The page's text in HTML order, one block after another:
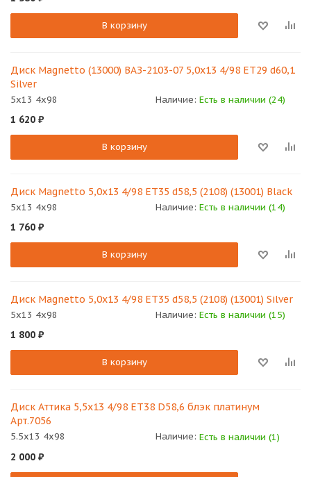
В корзину
Диск Magnetto (13000) ВАЗ-2103-07 5,0х13 4/98 ET29 d60,1
Silver
5x13 4x98 Наличие: Есть в наличии (24)
1 620 ₽
В корзину
Диск Magnetto 5,0х13 4/98 ET35 d58,5 (2108) (13001) Black
5x13 4x98 Наличие: Есть в наличии (14)
1 760 ₽
В корзину
Диск Magnetto 5,0х13 4/98 ET35 d58,5 (2108) (13001) Silver
5x13 4x98 Наличие: Есть в наличии (15)
1 800 ₽
В корзину
Диск Аттика 5,5x13 4/98 ЕТ38 D58,6 блэк платинум
Арт.7056
5.5x13 4x98 Наличие: Есть в наличии (1)
2 000 ₽